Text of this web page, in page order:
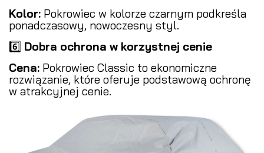
Kolor: Pokrowiec w kolorze czarnym podkreśla
ponadczasowy, nowoczesny styl.
6️⃣ Dobra ochrona w korzystnej cenie
Cena: Pokrowiec Classic to ekonomiczne
rozwiązanie, które oferuje podstawową ochronę
w atrakcyjnej cenie.